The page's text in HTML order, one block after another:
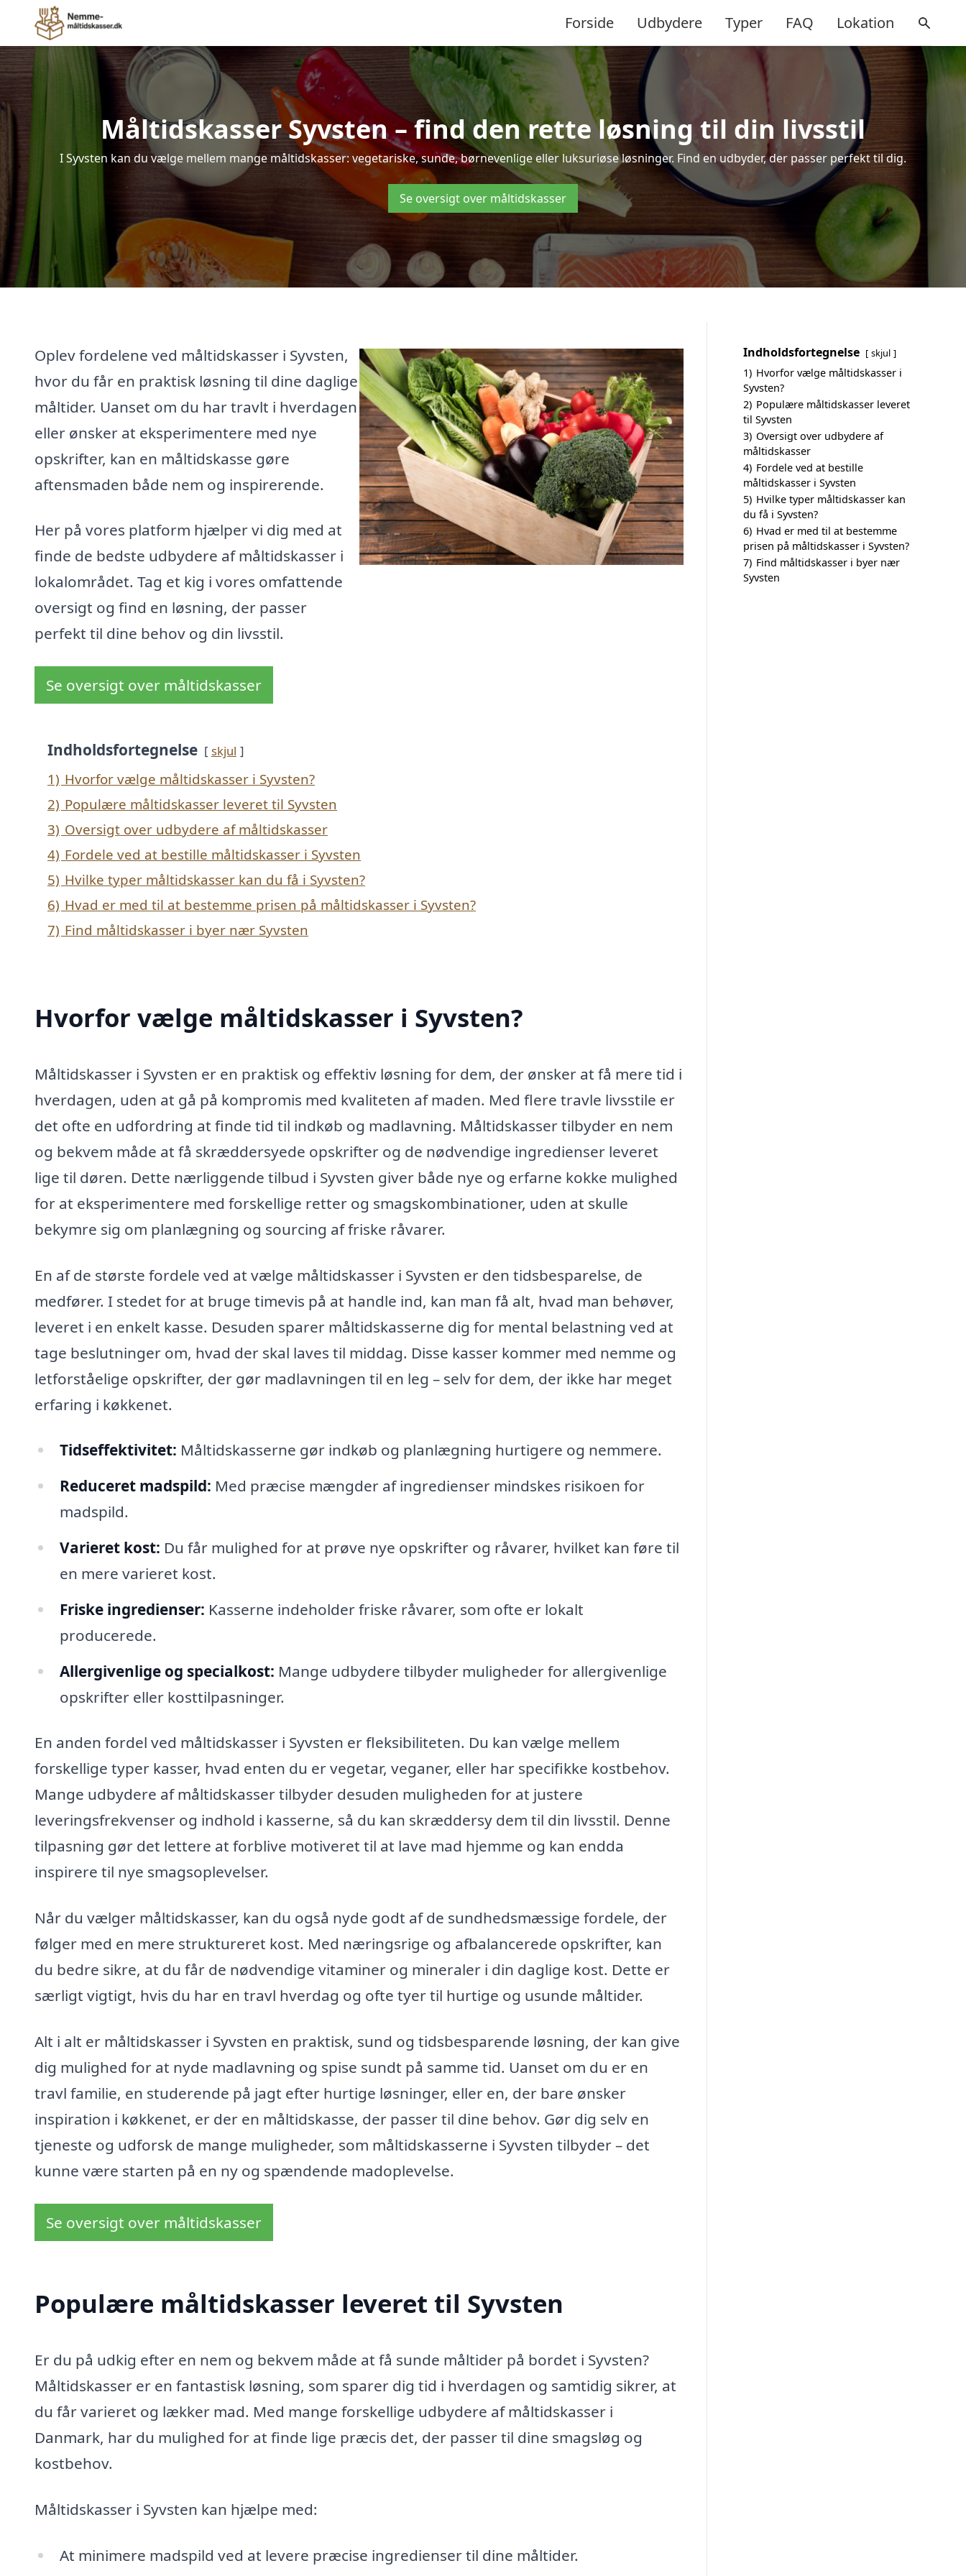
Forside Udbydere Typer FAQ Lokation
Måltidskasser Syvsten – find den rette løsning til din livsstil
I Syvsten kan du vælge mellem mange måltidskasser: vegetariske, sunde, børnevenlige eller luksuriøse løsninger. Find en udbyder, der passer perfekt til dig.
Se oversigt over måltidskasser
Oplev fordelene ved måltidskasser i Syvsten,
hvor du får en praktisk løsning til dine daglige
måltider. Uanset om du har travlt i hverdagen
eller ønsker at eksperimentere med nye
opskrifter, kan en måltidskasse gøre
aftensmaden både nem og inspirerende.
Her på vores platform hjælper vi dig med at
finde de bedste udbydere af måltidskasser i
lokalområdet. Tag et kig i vores omfattende
oversigt og find en løsning, der passer
perfekt til dine behov og din livsstil.
Se oversigt over måltidskasser
Indholdsfortegnelse skjul
1) Hvorfor vælge måltidskasser i Syvsten?
2) Populære måltidskasser leveret til Syvsten
3) Oversigt over udbydere af måltidskasser
4) Fordele ved at bestille måltidskasser i Syvsten
5) Hvilke typer måltidskasser kan du få i Syvsten?
6) Hvad er med til at bestemme prisen på måltidskasser i Syvsten?
7) Find måltidskasser i byer nær Syvsten
Hvorfor vælge måltidskasser i Syvsten?
Måltidskasser i Syvsten er en praktisk og effektiv løsning for dem, der ønsker at få mere tid i
hverdagen, uden at gå på kompromis med kvaliteten af maden. Med flere travle livsstile er
det ofte en udfordring at finde tid til indkøb og madlavning. Måltidskasser tilbyder en nem
og bekvem måde at få skræddersyede opskrifter og de nødvendige ingredienser leveret
lige til døren. Dette nærliggende tilbud i Syvsten giver både nye og erfarne kokke mulighed
for at eksperimentere med forskellige retter og smagskombinationer, uden at skulle
bekymre sig om planlægning og sourcing af friske råvarer.
En af de største fordele ved at vælge måltidskasser i Syvsten er den tidsbesparelse, de
medfører. I stedet for at bruge timevis på at handle ind, kan man få alt, hvad man behøver,
leveret i en enkelt kasse. Desuden sparer måltidskasserne dig for mental belastning ved at
tage beslutninger om, hvad der skal laves til middag. Disse kasser kommer med nemme og
letforståelige opskrifter, der gør madlavningen til en leg – selv for dem, der ikke har meget
erfaring i køkkenet.
Tidseffektivitet: Måltidskasserne gør indkøb og planlægning hurtigere og nemmere.
Reduceret madspild: Med præcise mængder af ingredienser mindskes risikoen for
madspild.
Varieret kost: Du får mulighed for at prøve nye opskrifter og råvarer, hvilket kan føre til
en mere varieret kost.
Friske ingredienser: Kasserne indeholder friske råvarer, som ofte er lokalt
producerede.
Allergivenlige og specialkost: Mange udbydere tilbyder muligheder for allergivenlige
opskrifter eller kosttilpasninger.
En anden fordel ved måltidskasser i Syvsten er fleksibiliteten. Du kan vælge mellem
forskellige typer kasser, hvad enten du er vegetar, veganer, eller har specifikke kostbehov.
Mange udbydere af måltidskasser tilbyder desuden muligheden for at justere
leveringsfrekvenser og indhold i kasserne, så du kan skræddersy dem til din livsstil. Denne
tilpasning gør det lettere at forblive motiveret til at lave mad hjemme og kan endda
inspirere til nye smagsoplevelser.
Når du vælger måltidskasser, kan du også nyde godt af de sundhedsmæssige fordele, der
følger med en mere struktureret kost. Med næringsrige og afbalancerede opskrifter, kan
du bedre sikre, at du får de nødvendige vitaminer og mineraler i din daglige kost. Dette er
særligt vigtigt, hvis du har en travl hverdag og ofte tyer til hurtige og usunde måltider.
Alt i alt er måltidskasser i Syvsten en praktisk, sund og tidsbesparende løsning, der kan give
dig mulighed for at nyde madlavning og spise sundt på samme tid. Uanset om du er en
travl familie, en studerende på jagt efter hurtige løsninger, eller en, der bare ønsker
inspiration i køkkenet, er der en måltidskasse, der passer til dine behov. Gør dig selv en
tjeneste og udforsk de mange muligheder, som måltidskasserne i Syvsten tilbyder – det
kunne være starten på en ny og spændende madoplevelse.
Se oversigt over måltidskasser
Populære måltidskasser leveret til Syvsten
Er du på udkig efter en nem og bekvem måde at få sunde måltider på bordet i Syvsten?
Måltidskasser er en fantastisk løsning, som sparer dig tid i hverdagen og samtidig sikrer, at
du får varieret og lækker mad. Med mange forskellige udbydere af måltidskasser i
Danmark, har du mulighed for at finde lige præcis det, der passer til dine smagsløg og
kostbehov.
Måltidskasser i Syvsten kan hjælpe med:
At minimere madspild ved at levere præcise ingredienser til dine måltider.
Indholdsfortegnelse skjul
1) Hvorfor vælge måltidskasser i
Syvsten?
2) Populære måltidskasser leveret
til Syvsten
3) Oversigt over udbydere af
måltidskasser
4) Fordele ved at bestille
måltidskasser i Syvsten
5) Hvilke typer måltidskasser kan
du få i Syvsten?
6) Hvad er med til at bestemme
prisen på måltidskasser i Syvsten?
7) Find måltidskasser i byer nær
Syvsten